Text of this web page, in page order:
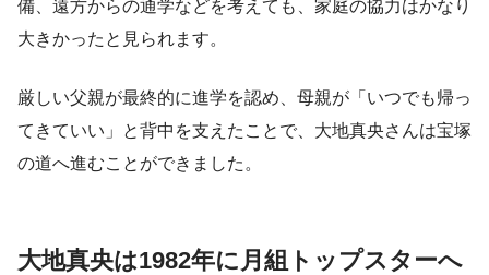
備、遠方からの通学などを考えても、家庭の協力はかなり
大きかったと見られます。
厳しい父親が最終的に進学を認め、母親が「いつでも帰っ
てきていい」と背中を支えたことで、大地真央さんは宝塚
の道へ進むことができました。
大地真央は1982年に月組トップスターへ